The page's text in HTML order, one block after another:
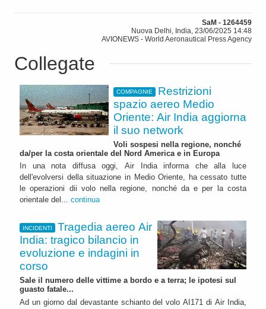
SaM - 1264459
Nuova Delhi, India, 23/06/2025 14:48
AVIONEWS - World Aeronautical Press Agency
Collegate
COMPAGNIE
Restrizioni
spazio aereo Medio
Oriente: Air India aggiorna
il suo network
Voli sospesi nella regione, nonché
da/per la costa orientale del Nord America e in Europa
In una nota diffusa oggi, Air India informa che alla luce
dell'evolversi della situazione in Medio Oriente, ha cessato tutte
le operazioni dii volo nella regione, nonché da e per la costa
orientale del... continua
INCIDENTI
Tragedia aereo Air
India: tragico bilancio in
evoluzione e indagini in
corso
Sale il numero delle vittime a bordo e a terra; le ipotesi sul
guasto fatale...
Ad un giorno dal devastante schianto del volo AI171 di Air India,